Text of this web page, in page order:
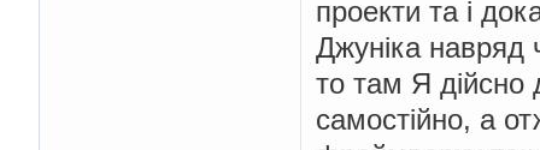
проекти та і
Джуніка
то там Я дійсно
самостійно, а